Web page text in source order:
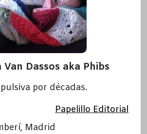
Van Dassos aka Phibs
por décadas.
Papelillo Editorial
Madrid